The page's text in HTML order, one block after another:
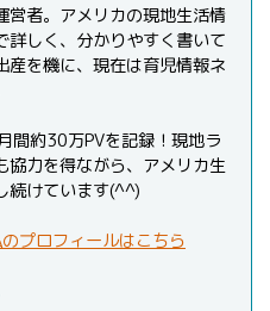
営者。アメリカの現地生活情
詳しく、分かりやすく書いて
産を機に、現在は育児情報ネ
間約30万PVを記録！現地ラ
協力を得ながら、アメリカ生
続けています(^^)
プロフィールはこちら